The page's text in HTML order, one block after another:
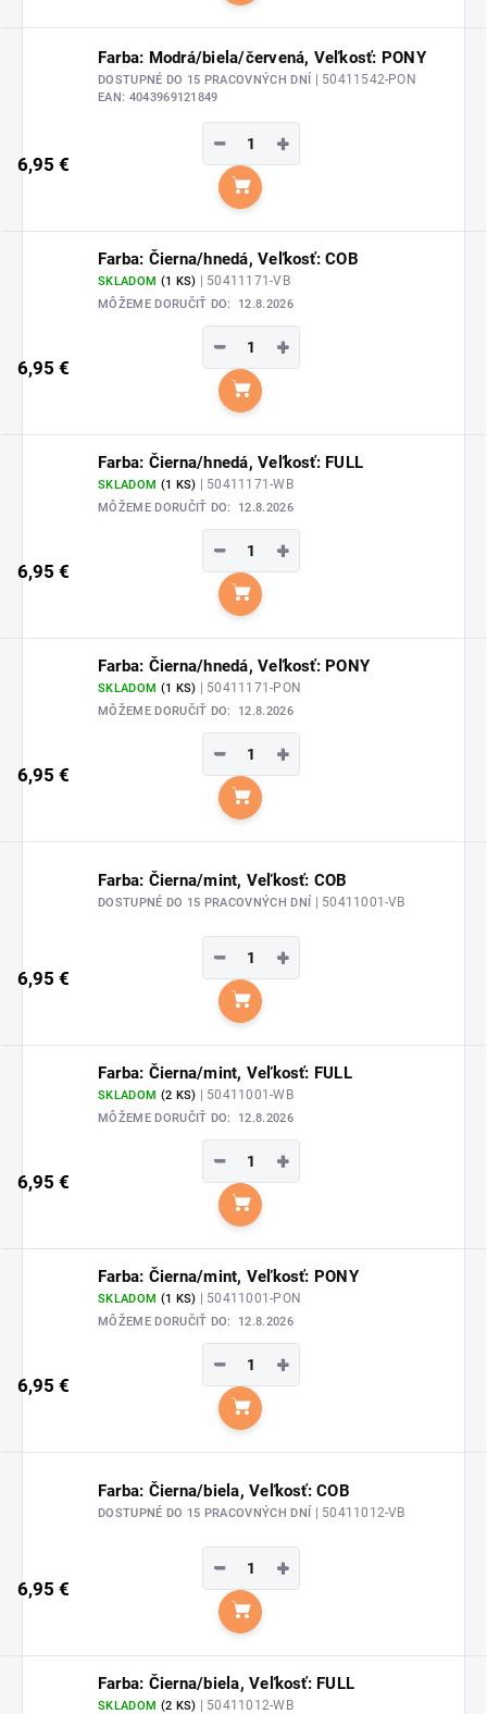
Farba: Modrá/biela/červená, Veľkosť: PONY
DOSTUPNÉ DO 15 PRACOVNÝCH DNÍ | 50411542-PON
EAN: 4043969121849
6,95 €
+
−
Do košíka
Farba: Čierna/hnedá, Veľkosť: COB
SKLADOM (1 KS) | 50411171-VB
MÔŽEME DORUČIŤ DO: 12.8.2026
6,95 €
+
−
Do košíka
Farba: Čierna/hnedá, Veľkosť: FULL
SKLADOM (1 KS) | 50411171-WB
MÔŽEME DORUČIŤ DO: 12.8.2026
6,95 €
+
−
Do košíka
Farba: Čierna/hnedá, Veľkosť: PONY
SKLADOM (1 KS) | 50411171-PON
MÔŽEME DORUČIŤ DO: 12.8.2026
6,95 €
+
−
Do košíka
Farba: Čierna/mint, Veľkosť: COB
DOSTUPNÉ DO 15 PRACOVNÝCH DNÍ | 50411001-VB
6,95 €
+
−
Do košíka
Farba: Čierna/mint, Veľkosť: FULL
SKLADOM (2 KS) | 50411001-WB
MÔŽEME DORUČIŤ DO: 12.8.2026
6,95 €
+
−
Do košíka
Farba: Čierna/mint, Veľkosť: PONY
SKLADOM (1 KS) | 50411001-PON
MÔŽEME DORUČIŤ DO: 12.8.2026
6,95 €
+
−
Do košíka
Farba: Čierna/biela, Veľkosť: COB
DOSTUPNÉ DO 15 PRACOVNÝCH DNÍ | 50411012-VB
6,95 €
+
−
Do košíka
Farba: Čierna/biela, Veľkosť: FULL
SKLADOM (2 KS) | 50411012-WB